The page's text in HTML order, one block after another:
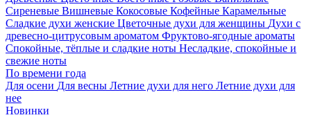
Сиреневые Вишневые Кокосовые Кофейные Карамельные
Сладкие духи женские Цветочные духи для женщины Духи с
древесно-цитрусовым ароматом Фруктово-ягодные ароматы
Спокойные, тёплые и сладкие ноты Несладкие, спокойные и
свежие ноты
По времени года
Для осени Для весны Летние духи для него Летние духи для
нее
Новинки